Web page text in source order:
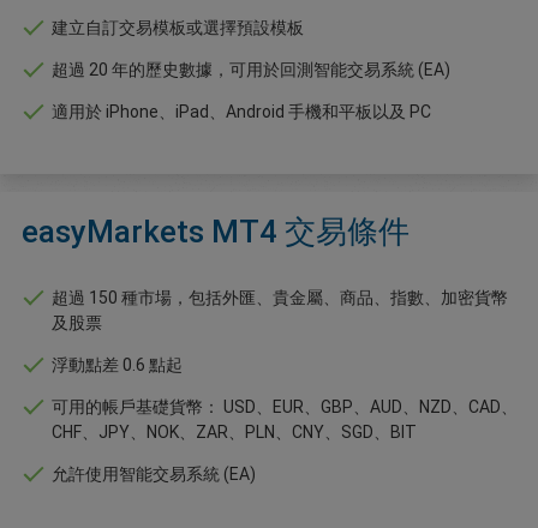
建立自訂交易模板或選擇預設模板
超過 20 年的歷史數據，可用於回測智能交易系統 (EA)
適用於 iPhone、iPad、Android 手機和平板以及 PC
easyMarkets MT4 交易條件
超過 150 種市場，包括外匯、貴金屬、商品、指數、加密貨幣
及股票
浮動點差 0.6 點起
可用的帳戶基礎貨幣： USD、EUR、GBP、AUD、NZD、CAD、
CHF、JPY、NOK、ZAR、PLN、CNY、SGD、BIT
允許使用智能交易系統 (EA)